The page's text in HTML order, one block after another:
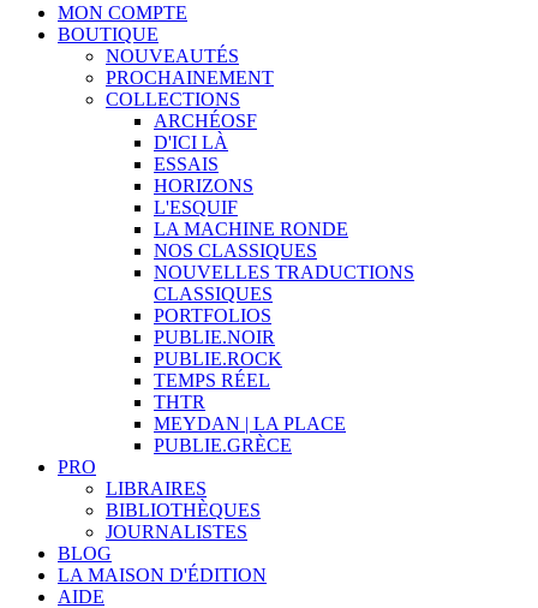
MON COMPTE
BOUTIQUE
NOUVEAUTÉS
PROCHAINEMENT
COLLECTIONS
ARCHÉOSF
D'ICI LÀ
ESSAIS
HORIZONS
L'ESQUIF
LA MACHINE RONDE
NOS CLASSIQUES
NOUVELLES TRADUCTIONS
CLASSIQUES
PORTFOLIOS
PUBLIE.NOIR
PUBLIE.ROCK
TEMPS RÉEL
THTR
MEYDAN | LA PLACE
PUBLIE.GRÈCE
PRO
LIBRAIRES
BIBLIOTHÈQUES
JOURNALISTES
BLOG
LA MAISON D'ÉDITION
AIDE